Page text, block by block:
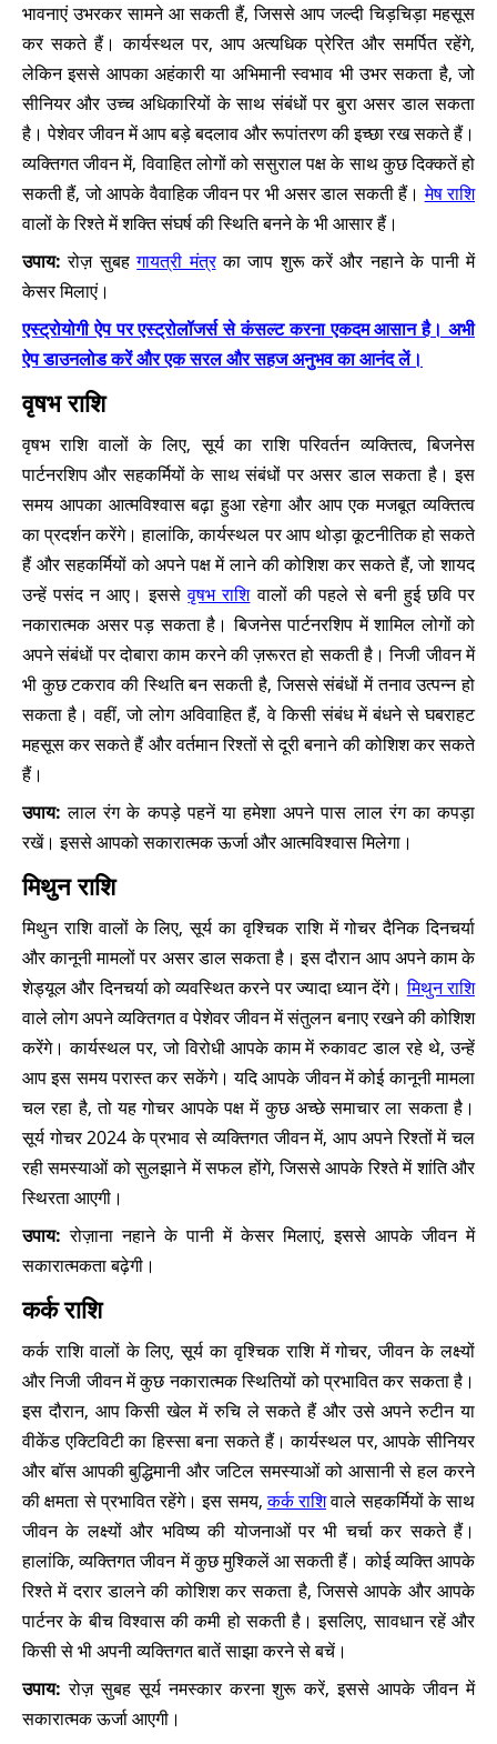
भावनाएं उभरकर सामने आ सकती हैं, जिससे आप जल्दी चिड़चिड़ा महसूस
कर सकते हैं। कार्यस्थल पर, आप अत्यधिक प्रेरित और समर्पित रहेंगे,
लेकिन इससे आपका अहंकारी या अभिमानी स्वभाव भी उभर सकता है, जो
सीनियर और उच्च अधिकारियों के साथ संबंधों पर बुरा असर डाल सकता
है। पेशेवर जीवन में आप बड़े बदलाव और रूपांतरण की इच्छा रख सकते हैं।
व्यक्तिगत जीवन में, विवाहित लोगों को ससुराल पक्ष के साथ कुछ दिक्कतें हो
सकती हैं, जो आपके वैवाहिक जीवन पर भी असर डाल सकती हैं।मेष राशि
वालों के रिश्ते में शक्ति संघर्ष की स्थिति बनने के भी आसार हैं।
उपाय: रोज़ सुबहगायत्री मंत्रका जाप शुरू करें और नहाने के पानी में
केसर मिलाएं।
एस्ट्रोयोगी ऐप पर एस्ट्रोलॉजर्स से कंसल्ट करना एकदम आसान है। अभी
ऐप डाउनलोड करें और एक सरल और सहज अनुभव का आनंद लें।
वृषभ राशि
वृषभ राशि वालों के लिए, सूर्य का राशि परिवर्तन व्यक्तित्व, बिजनेस
पार्टनरशिप और सहकर्मियों के साथ संबंधों पर असर डाल सकता है। इस
समय आपका आत्मविश्वास बढ़ा हुआ रहेगा और आप एक मजबूत व्यक्तित्व
का प्रदर्शन करेंगे। हालांकि, कार्यस्थल पर आप थोड़ा कूटनीतिक हो सकते
हैं और सहकर्मियों को अपने पक्ष में लाने की कोशिश कर सकते हैं, जो शायद
उन्हें पसंद न आए। इससेवृषभ राशिवालों की पहले से बनी हुई छवि पर
नकारात्मक असर पड़ सकता है। बिजनेस पार्टनरशिप में शामिल लोगों को
अपने संबंधों पर दोबारा काम करने की ज़रूरत हो सकती है। निजी जीवन में
भी कुछ टकराव की स्थिति बन सकती है, जिससे संबंधों में तनाव उत्पन्न हो
सकता है। वहीं, जो लोग अविवाहित हैं, वे किसी संबंध में बंधने से घबराहट
महसूस कर सकते हैं और वर्तमान रिश्तों से दूरी बनाने की कोशिश कर सकते
हैं।
उपाय: लाल रंग के कपड़े पहनें या हमेशा अपने पास लाल रंग का कपड़ा
रखें। इससे आपको सकारात्मक ऊर्जा और आत्मविश्वास मिलेगा।
मिथुन राशि
मिथुन राशि वालों के लिए, सूर्य का वृश्चिक राशि में गोचर दैनिक दिनचर्या
और कानूनी मामलों पर असर डाल सकता है। इस दौरान आप अपने काम के
शेड्यूल और दिनचर्या को व्यवस्थित करने पर ज्यादा ध्यान देंगे।मिथुन राशि
वाले लोग अपने व्यक्तिगत व पेशेवर जीवन में संतुलन बनाए रखने की कोशिश
करेंगे। कार्यस्थल पर, जो विरोधी आपके काम में रुकावट डाल रहे थे, उन्हें
आप इस समय परास्त कर सकेंगे। यदि आपके जीवन में कोई कानूनी मामला
चल रहा है, तो यह गोचर आपके पक्ष में कुछ अच्छे समाचार ला सकता है।
सूर्य गोचर 2024 के प्रभाव से व्यक्तिगत जीवन में, आप अपने रिश्तों में चल
रही समस्याओं को सुलझाने में सफल होंगे, जिससे आपके रिश्ते में शांति और
स्थिरता आएगी।
उपाय: रोज़ाना नहाने के पानी में केसर मिलाएं, इससे आपके जीवन में
सकारात्मकता बढ़ेगी।
कर्क राशि
कर्क राशि वालों के लिए, सूर्य का वृश्चिक राशि में गोचर, जीवन के लक्ष्यों
और निजी जीवन में कुछ नकारात्मक स्थितियों को प्रभावित कर सकता है।
इस दौरान, आप किसी खेल में रुचि ले सकते हैं और उसे अपने रुटीन या
वीकेंड एक्टिविटी का हिस्सा बना सकते हैं। कार्यस्थल पर, आपके सीनियर
और बॉस आपकी बुद्धिमानी और जटिल समस्याओं को आसानी से हल करने
की क्षमता से प्रभावित रहेंगे। इस समय,कर्क राशिवाले सहकर्मियों के साथ
जीवन के लक्ष्यों और भविष्य की योजनाओं पर भी चर्चा कर सकते हैं।
हालांकि, व्यक्तिगत जीवन में कुछ मुश्किलें आ सकती हैं। कोई व्यक्ति आपके
रिश्ते में दरार डालने की कोशिश कर सकता है, जिससे आपके और आपके
पार्टनर के बीच विश्वास की कमी हो सकती है। इसलिए, सावधान रहें और
किसी से भी अपनी व्यक्तिगत बातें साझा करने से बचें।
उपाय: रोज़ सुबह सूर्य नमस्कार करना शुरू करें, इससे आपके जीवन में
सकारात्मक ऊर्जा आएगी।